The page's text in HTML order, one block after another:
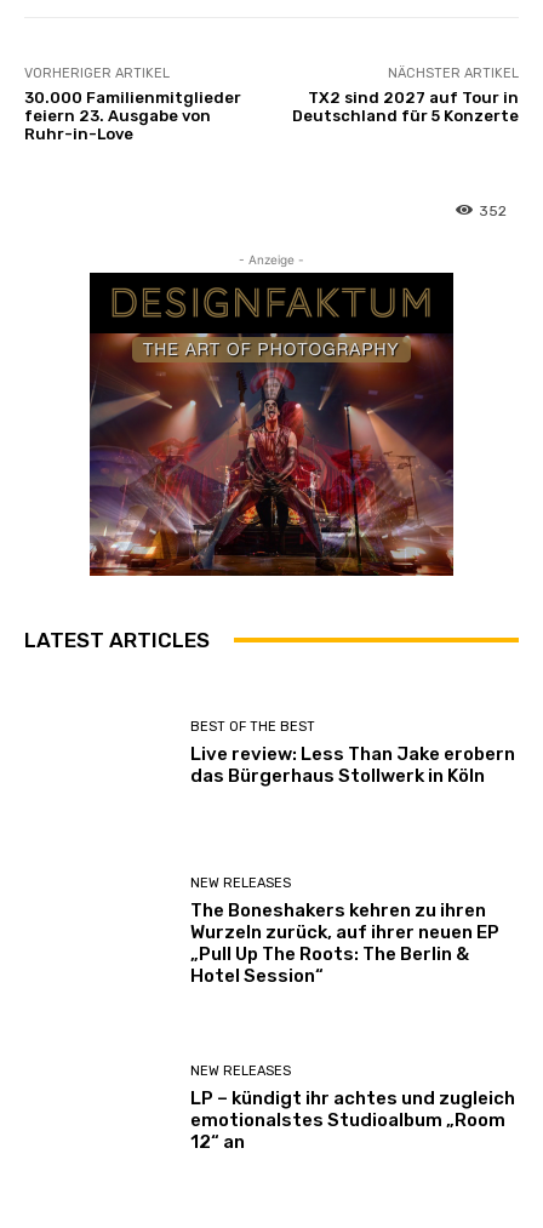
VORHERIGER ARTIKEL
30.000 Familienmitglieder
feiern 23. Ausgabe von
Ruhr-in-Love
NÄCHSTER ARTIKEL
TX2 sind 2027 auf Tour in
Deutschland für 5 Konzerte
352
- Anzeige -
LATEST ARTICLES
BEST OF THE BEST
Live review: Less Than Jake erobern
das Bürgerhaus Stollwerk in Köln
NEW RELEASES
The Boneshakers kehren zu ihren
Wurzeln zurück, auf ihrer neuen EP
„Pull Up The Roots: The Berlin &
Hotel Session“
NEW RELEASES
LP – kündigt ihr achtes und zugleich
emotionalstes Studioalbum „Room
12“ an